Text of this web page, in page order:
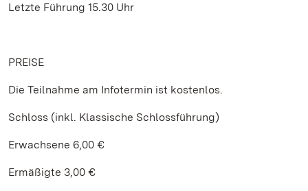
Letzte Führung 15.30 Uhr
PREISE
Die Teilnahme am Infotermin ist kostenlos.
Schloss (inkl. Klassische Schlossführung)
Erwachsene 6,00 €
Ermäßigte 3,00 €